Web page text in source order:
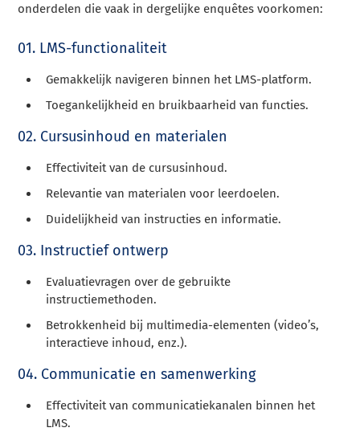
onderdelen die vaak in dergelijke enquêtes voorkomen:
01. LMS-functionaliteit
Gemakkelijk navigeren binnen het LMS-platform.
Toegankelijkheid en bruikbaarheid van functies.
02. Cursusinhoud en materialen
Effectiviteit van de cursusinhoud.
Relevantie van materialen voor leerdoelen.
Duidelijkheid van instructies en informatie.
03. Instructief ontwerp
Evaluatievragen over de gebruikte
instructiemethoden.
Betrokkenheid bij multimedia-elementen (video’s,
interactieve inhoud, enz.).
04. Communicatie en samenwerking
Effectiviteit van communicatiekanalen binnen het
LMS.